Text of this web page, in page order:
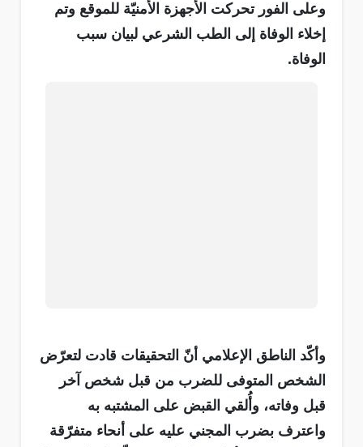
وعلى الفور تحركت الأجهزة الأمنيّة للموقع وتم
إخلاء الوفاة إلى الطب الشرعي لبيان سبب
الوفاة.
وأكّد الناطق الإعلامي أنّ التحقيقات قادت لتعرّض
الشخص المتوفى للضرب من قبل شخص آخر
قبل وفاته، وأُلقي القبض على المشتبه به
واعترف بضرب المجني عليه على أنحاء متفرّقة